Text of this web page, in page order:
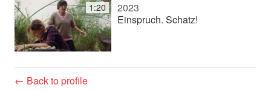
1:20
2023
Einspruch. Schatz!
← Back to profile